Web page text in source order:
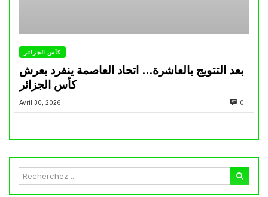
كأس الجزائر
بعد التتويج بالعاشرة… اتحاد العاصمة ينفرد بعرش
كأس الجزائر
Avril 30, 2026 0